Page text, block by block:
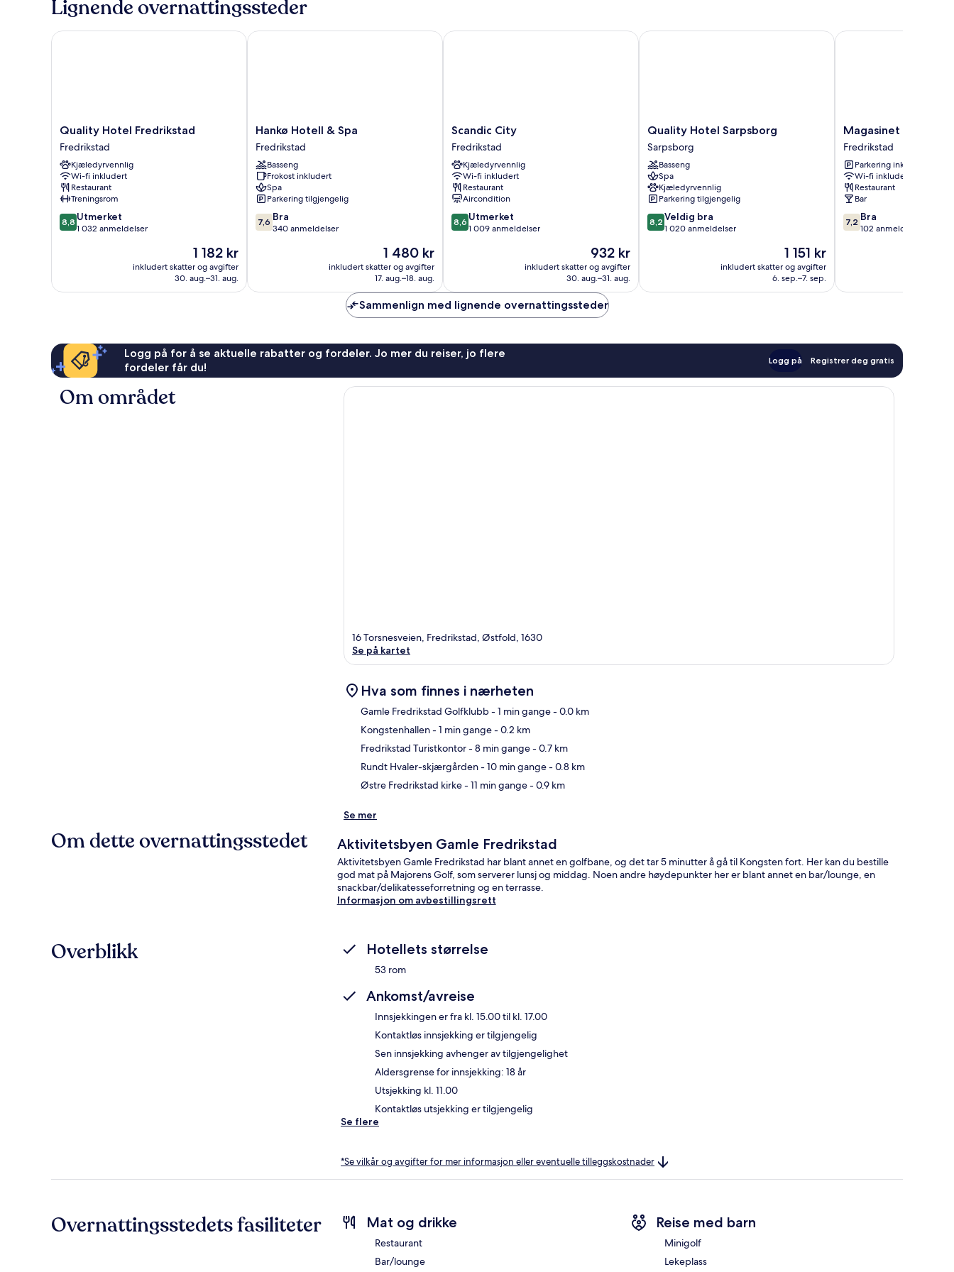
Beds,
Smoking
røyk
ikke-
Lignende overnattingssteder
Quality
Hotel
Fredrikstad
Fredrikstad
Quality Hotel Fredrikstad
Fredrikstad
Kjæledyrvennlig
Wi-fi inkludert
Restaurant
Treningsrom
8.8
av
8,8 Utmerket
1 032 anmeldelser
Prisen
er
1 182 kr
1 182 kr
inkludert skatter og avgifter
30. aug.–31. aug.
Quality Hotel Fredrikstad
Hankø
Hotell
&
Spa
Fredrikstad
Hankø Hotell & Spa
Fredrikstad
Basseng
Frokost inkludert
Spa
Parkering tilgjengelig
7.6
av
7,6 Bra
340 anmeldelser
Prisen
er
1 480 kr
1 480 kr
inkludert skatter og avgifter
17. aug.–18. aug.
Hankø Hotell & Spa
Scandic
City
Fredrikstad
Scandic City
Fredrikstad
Kjæledyrvennlig
Wi-fi inkludert
Restaurant
Aircondition
8.6
av
8,6 Utmerket
1 009 anmeldelser
Prisen
er
932 kr
932 kr
inkludert skatter og avgifter
30. aug.–31. aug.
Scandic City
Quality
Hotel
Sarpsborg
Sarpsborg
Quality Hotel Sarpsborg
Sarpsborg
Basseng
Spa
Kjæledyrvennlig
Parkering tilgjengelig
8.2
av
anmeldelser
8,2 Veldig bra
1 020 anmeldelser
Prisen
er
1 151 kr
1 151 kr
inkludert skatter og avgifter
6. sep.–7. sep.
Quality Hotel Sarpsborg
Magasinet
Fredrikstad
Magasinet
Fredrikstad
Parkering inkludert
Wi-fi inkludert
Restaurant
Bar
7.2
av
7,2 Bra
102 anmeldelser
Magasinet
Sammenlign med lignende overnattingssteder
Logg på for å se aktuelle rabatter og fordeler. Jo mer du reiser, jo flere
fordeler får du!
Logg på Registrer deg gratis
Om området
16 Torsnesveien, Fredrikstad, Østfold, 1630
Se på kartet
Hva som finnes i nærheten
Gamle Fredrikstad Golfklubb- 1 min gange- 0.0 km
Kongstenhallen- 1 min gange- 0.2 km
Fredrikstad Turistkontor- 8 min gange- 0.7 km
Rundt Hvaler-skjærgården- 10 min gange- 0.8 km
Østre Fredrikstad kirke- 11 min gange- 0.9 km
Se mer
Om dette overnattingsstedet Aktivitetsbyen Gamle Fredrikstad
Aktivitetsbyen Gamle Fredrikstad har blant annet en golfbane, og det tar 5 minutter å gå til Kongsten fort. Her kan du bestille
god mat på Majorens Golf, som serverer lunsj og middag. Noen andre høydepunkter her er blant annet en bar/lounge, en
snackbar/delikatesseforretning og en terrasse.
Informasjon om avbestillingsrett
Overblikk Hotellets størrelse
53 rom
Ankomst/avreise
Innsjekkingen er fra kl. 15.00 til kl. 17.00
Kontaktløs innsjekking er tilgjengelig
Sen innsjekking avhenger av tilgjengelighet
Aldersgrense for innsjekking: 18 år
Utsjekking kl. 11.00
Kontaktløs utsjekking er tilgjengelig
Se flere
*Se vilkår og avgifter for mer informasjon eller eventuelle tilleggskostnader
Overnattingsstedets fasiliteter Mat og drikke
Restaurant
Bar/lounge
Reise med barn
Minigolf
Lekeplass